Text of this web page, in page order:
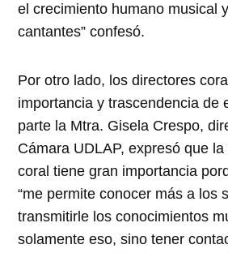
el crecimiento humano musical
cantantes” confesó.
Por otro lado, los directores
importancia y trascendencia de
parte la Mtra. Gisela Crespo,
Cámara UDLAP, expresó que
coraltiene gran importancia
“me permite conocer más a los
transmitirle los conocimientos
solamente eso, sino tener